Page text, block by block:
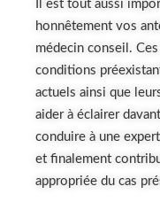
Il est tout aussi
honnêtement vos
médecin conseil.
conditions
actuels ainsi que
aider à éclairer
conduire à une
et finalement
appropriée du cas